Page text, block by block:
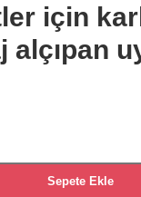
için
Sepete Ekle